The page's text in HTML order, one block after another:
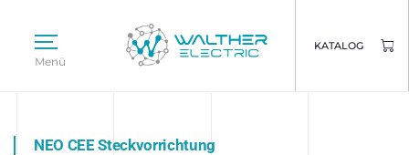
Menü
KATALOG
NEO CEE Steckvorrichtung